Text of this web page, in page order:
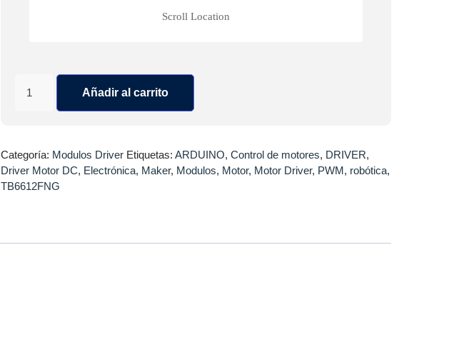
Scroll Location
Añadir al carrito
Categoría: Modulos Driver Etiquetas: ARDUINO, Control de motores, DRIVER,
Driver Motor DC, Electrónica, Maker, Modulos, Motor, Motor Driver, PWM, robótica,
TB6612FNG